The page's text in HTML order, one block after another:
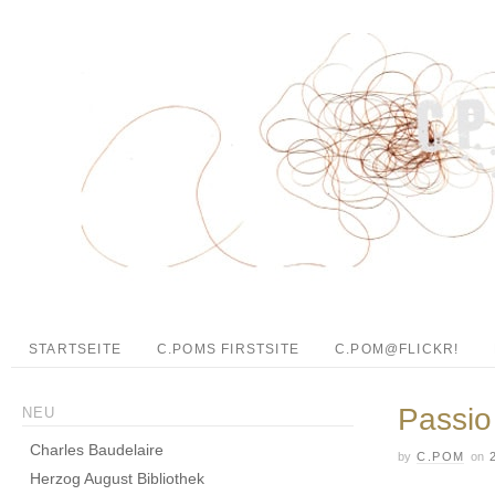
STARTSEITE C.POMS FIRSTSITE C.POM@FLICKR!
Passio
by C.POM on
NEU
Charles Baudelaire
Herzog August Bibliothek